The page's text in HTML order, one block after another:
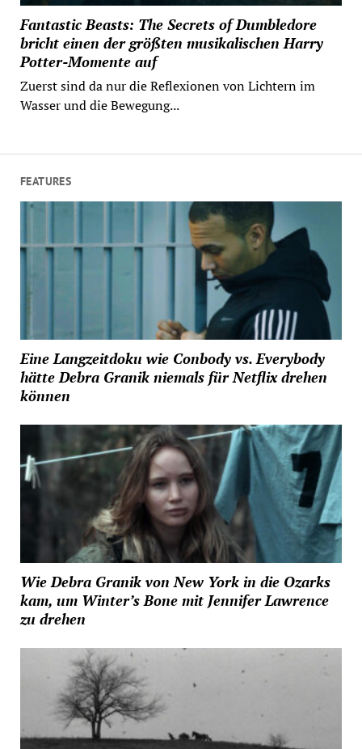
Fantastic Beasts: The Secrets of Dumbledore
bricht einen der größten musikalischen Harry
Potter-Momente auf
Zuerst sind da nur die Reflexionen von Lichtern im
Wasser und die Bewegung...
FEATURES
Eine Langzeitdoku wie Conbody vs. Everybody
hätte Debra Granik niemals für Netflix drehen
können
Wie Debra Granik von New York in die Ozarks
kam, um Winter’s Bone mit Jennifer Lawrence
zu drehen